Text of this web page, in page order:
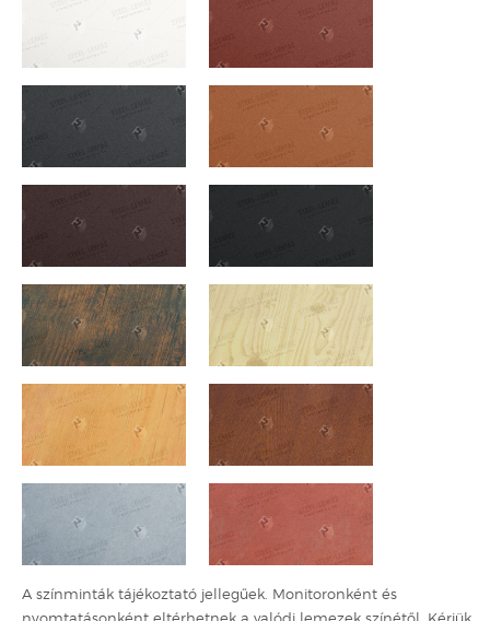
A színminták tájékoztató jellegűek. Monitoronként és